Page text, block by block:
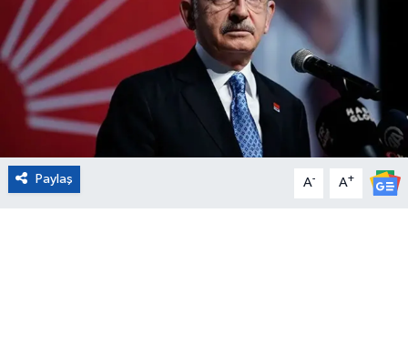
Paylaş A- A+
Sağlık
Magazin
Turizm
Çevre